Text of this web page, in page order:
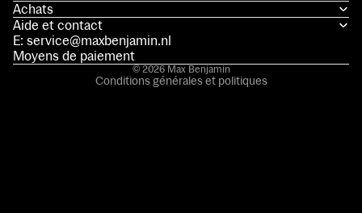
Achats
Aide et contact
E: service@maxbenjamin.nl
Moyens de paiement
© 2026 Max Benjamin
Conditions générales et politiques
Politique d’expédition
Politique de remboursement
Mentions légales